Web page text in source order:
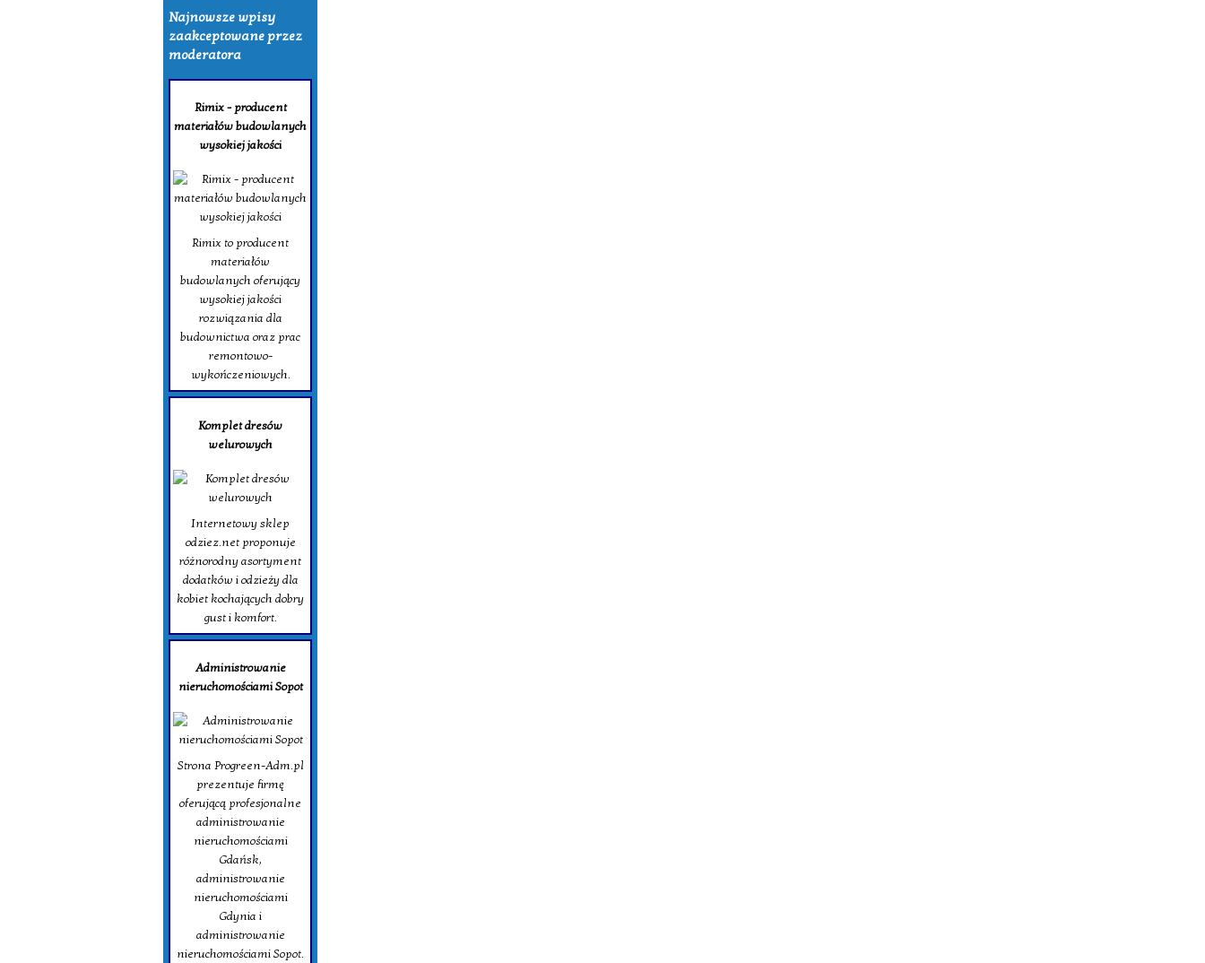
Najnowsze wpisy
zaakceptowane przez
moderatora
Rimix - producent
materiałów budowlanych
wysokiej jakości
Rimix to producent
materiałów
budowlanych oferujący
wysokiej jakości
rozwiązania dla
budownictwa oraz prac
remontowo-
wykończeniowych.
Komplet dresów
welurowych
Internetowy sklep
odziez.net proponuje
różnorodny asortyment
dodatków i odzieży dla
kobiet kochających dobry
gust i komfort.
Administrowanie
nieruchomościami Sopot
Strona Progreen-Adm.pl
prezentuje firmę
oferującą profesjonalne
administrowanie
nieruchomościami
Gdańsk,
administrowanie
nieruchomościami
Gdynia i
administrowanie
nieruchomościami Sopot.